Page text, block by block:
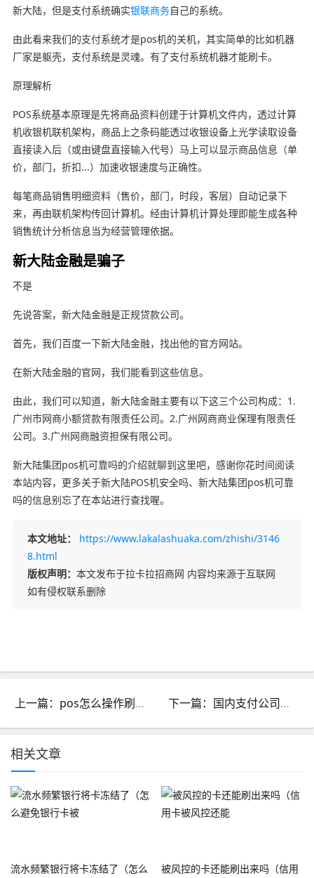
新大陆，但是支付系统确实银联商务自己的系统。
由此看来我们的支付系统才是pos机的关机，其实简单的比如机器
厂家是躯壳，支付系统是灵魂。有了支付系统机器才能刷卡。
原理解析
POS系统基本原理是先将商品资料创建于计算机文件内，透过计算
机收银机联机架构，商品上之条码能透过收银设备上光学读取设备
直接读入后（或由键盘直接输入代号）马上可以显示商品信息（单
价，部门，折扣...）加速收银速度与正确性。
每笔商品销售明细资料（售价，部门，时段，客层）自动记录下
来，再由联机架构传回计算机。经由计算机计算处理即能生成各种
销售统计分析信息当为经营管理依据。
新大陆金融是骗子
不是
先说答案，新大陆金融是正规贷款公司。
首先，我们百度一下新大陆金融，找出他的官方网站。
在新大陆金融的官网，我们能看到这些信息。
由此，我们可以知道，新大陆金融主要有以下这三个公司构成：1.
广州市网商小额贷款有限责任公司。2.广州网商商业保理有限责任
公司。3.广州网商融资担保有限公司。
新大陆集团pos机可靠吗的介绍就聊到这里吧，感谢你花时间阅读
本站内容，更多关于新大陆POS机安全吗、新大陆集团pos机可靠
吗的信息别忘了在本站进行查找喔。
本文地址：
https://www.lakalashuaka.com/zhishi/3146
8.html
版权声明： 本文发布于拉卡拉招商网 内容均来源于互联网
如有侵权联系删除
上一篇：pos怎么操作刷卡的钱_pos怎么操作刷卡的钱到卡里 下一篇：国内支付公司排行榜_国内支付公司排名
相关文章
流水频繁银行将卡冻结了（怎么
被风控的卡还能刷出来吗（信用